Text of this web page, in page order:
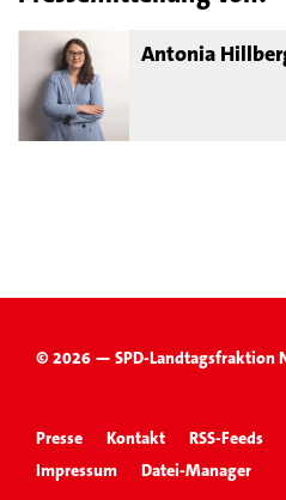
Antonia
© 2026 — SPD-Landtagsfraktion
Presse Kontakt RSS-Feeds
Impressum
Datei-Manager